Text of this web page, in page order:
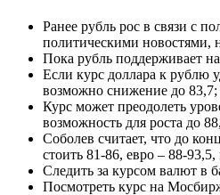
Ранее рубль рос в связи с
политическими новостями,
Пока рубль поддерживает
Если курс доллара к рублю
возможно снижение до 83,7;
Курс может преодолеть
возможность для роста до
Соболев считает, что до
стоить 81-86, евро – 88-
Следить за курсом валют в
Посмотреть курс на